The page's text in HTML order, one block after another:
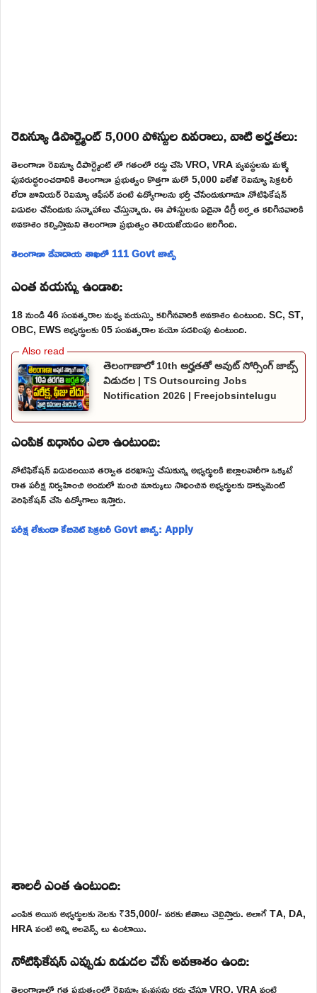
రెవిన్యూ డిపార్ట్మెంట్ 5,000 పోస్టుల వివరాలు, వాటి అర్హతలు:
తెలంగాణా రెవిన్యూ డిపార్ట్మెంట్ లో గతంలో రద్దు చేసి VRO, VRA వ్యవస్థలను మళ్ళీ
పునరుద్ధరించడానికి తెలంగాణా ప్రభుత్వం కొత్తగా మరో 5,000 విలేజ్ రెవిన్యూ సెక్రటరీ
లేదా జూనియర్ రెవిన్యూ ఆఫీసర్ వంటి ఉద్యోగాలను భర్తీ చేసేందుకుగానూ నోటిఫికేషన్
విడుదల చేసేందుకు సన్నాహాలు చేస్తున్నారు. ఈ పోస్టులకు ఏదైనా డిగ్రీ అర్హత కలిగినవారికి
అవకాశం కల్పిస్తామని తెలంగాణా ప్రభుత్వం తెలియజేయడం జరిగింది.
తెలంగాణా దేవాదాయ శాఖలో 111 Govt జాబ్స్
ఎంత వయస్సు ఉండాలి:
18 నుండి 46 సంవత్సరాల మధ్య వయస్సు కలిగినవారికి అవకాశం ఉంటుంది. SC, ST,
OBC, EWS అభ్యర్థులకు 05 సంవత్సరాల వయో సడలింపు ఉంటుంది.
తెలంగాణాలో 10th అర్హతతో అవుట్ సోర్సింగ్ జాబ్స్
విడుదల | TS Outsourcing Jobs
Notification 2026 | Freejobsintelugu
ఎంపిక విధానం ఎలా ఉంటుంది:
నోటిఫికేషన్ విడుదలయిన తర్వాత దరఖాస్తు చేసుకున్న అభ్యర్థులకి జిల్లాలవారీగా ఒక్కటే
రాత పరీక్ష నిర్వహించి అందులో మంచి మార్కులు సాధించిన అభ్యర్థులకు డాక్యుమెంట్
వెరిఫికేషన్ చేసి ఉద్యోగాలు ఇస్తారు.
పరీక్ష లేకుండా కేబినెట్ సెక్రటరీ Govt జాబ్స్: Apply
శాలరీ ఎంత ఉంటుంది:
ఎంపిక అయిన అభ్యర్థులకు నెలకు ₹35,000/- వరకు జీతాలు చెల్లిస్తారు. అలాగే TA, DA,
HRA వంటి అన్ని అలవెన్స్ లు ఉంటాయి.
నోటిఫికేషన్ ఎప్పుడు విడుదల చేసే అవకాశం ఉంది: